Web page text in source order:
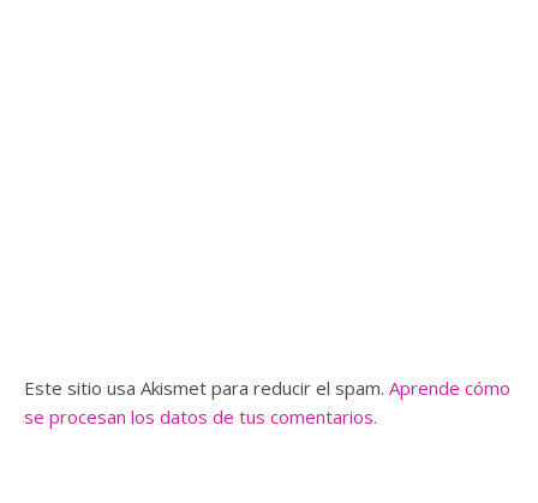
Este sitio usa Akismet para reducir el spam. Aprende cómo
se procesan los datos de tus comentarios.